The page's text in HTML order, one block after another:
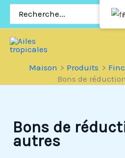
Passer
Maison Produits
Bons de
Bons de
autres